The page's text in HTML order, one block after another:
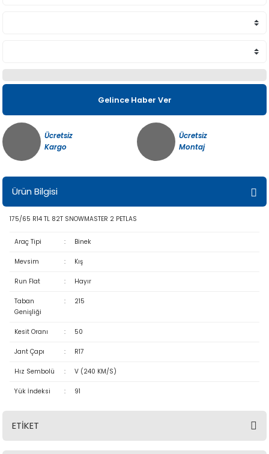
Gelince Haber Ver
Ücretsiz
Kargo
Ücretsiz
Montaj
Ürün Bilgisi
175/65 R14 TL 82T SNOWMASTER 2 PETLAS
Araç Tipi : Binek
Mevsim : Kış
Run Flat : Hayır
Taban
Genişliği
: 215
Kesit Oranı : 50
Jant Çapı : R17
Hız Sembolü : V (240 KM/S)
Yük İndeksi : 91
ETİKET